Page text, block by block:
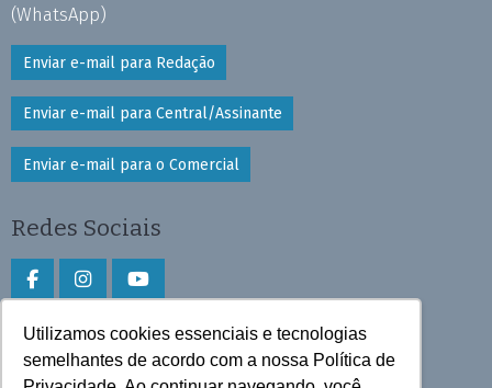
Utilizamos cookies essenciais e tecnologias
semelhantes de acordo com a nossa Política de
(WhatsApp)
Enviar e-mail para Redação
Enviar e-mail para Central/Assinante
Enviar e-mail para o Comercial
Redes Sociais
Faça download do aplicativo